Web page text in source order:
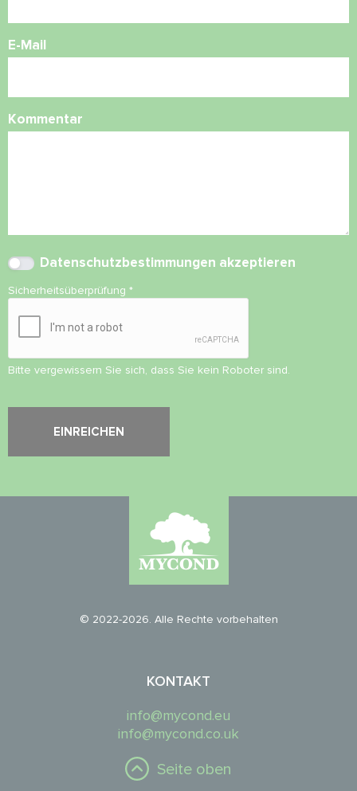
E-Mail
Kommentar
Datenschutzbestimmungen akzeptieren
Sicherheitsüberprüfung *
Bitte vergewissern Sie sich, dass Sie kein Roboter sind.
© 2022-2026. Alle Rechte vorbehalten
KONTAKT
info@mycond.eu
info@mycond.co.uk
Seite oben